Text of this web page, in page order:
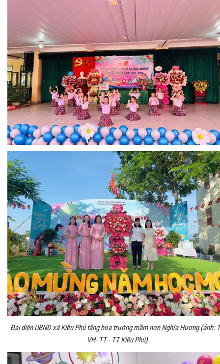
Đại diện UBND xã Kiều Phú tặng hoa trường mầm non Nghĩa Hương (ảnh:
VH- TT - TT Kiều Phú)